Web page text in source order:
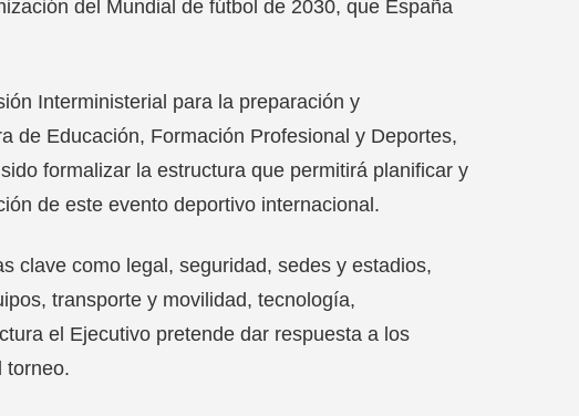
del Mundial de fútbol de 2030, que España
Interministerial para la preparación y
de Educación, Formación Profesional y Deportes,
formalizar la estructura que permitirá planificar y
de este evento deportivo internacional.
clave como legal, seguridad, sedes y estadios,
transporte y movilidad, tecnología,
el Ejecutivo pretende dar respuesta a los
torneo.